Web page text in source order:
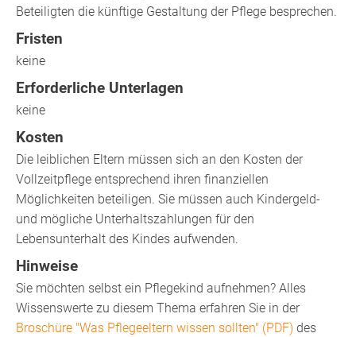
Beteiligten die künftige Gestaltung der Pflege besprechen.
Fristen
keine
Erforderliche Unterlagen
keine
Kosten
Die leiblichen Eltern müssen sich an den Kosten der
Vollzeitpflege entsprechend ihren finanziellen
Möglichkeiten beteiligen. Sie müssen auch Kindergeld-
und mögliche Unterhaltszahlungen für den
Lebensunterhalt des Kindes aufwenden.
Hinweise
Sie möchten selbst ein Pflegekind aufnehmen? Alles
Wissenswerte zu diesem Thema erfahren Sie in der
Broschüre "Was Pflegeeltern wissen sollten" (PDF) des